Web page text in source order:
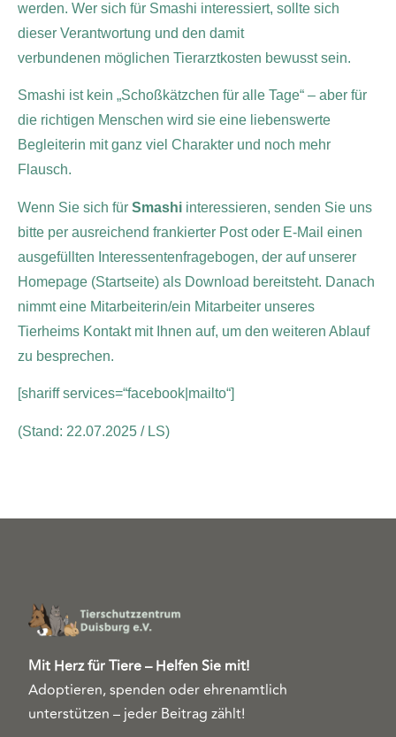
werden. Wer sich für Smashi interessiert, sollte sich
dieser Verantwortung und den damit
verbundenen möglichen Tierarztkosten bewusst sein.
Smashi ist kein „Schoßkätzchen für alle Tage“ – aber für
die richtigen Menschen wird sie eine liebenswerte
Begleiterin mit ganz viel Charakter und noch mehr
Flausch.
Wenn Sie sich für Smashi interessieren, senden Sie uns
bitte per ausreichend frankierter Post oder E-Mail einen
ausgefüllten Interessentenfragebogen, der auf unserer
Homepage (Startseite) als Download bereitsteht. Danach
nimmt eine Mitarbeiterin/ein Mitarbeiter unseres
Tierheims Kontakt mit Ihnen auf, um den weiteren Ablauf
zu besprechen.
[shariff services=“facebook|mailto“]
(Stand: 22.07.2025 / LS)
Mit Herz für Tiere – Helfen Sie mit!
Adoptieren, spenden oder ehrenamtlich
unterstützen – jeder Beitrag zählt!